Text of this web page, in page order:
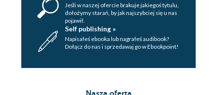
Jeśli w naszej ofercie brakuje jakiegoś tytulu,
dołożymy starań, by jak najszybciej się u nas
pojawił.
Self publishing »
Napisałeś ebooka lub nagrałeś audibook?
Dołącz do nas i sprzedawaj go w Ebookpoint!